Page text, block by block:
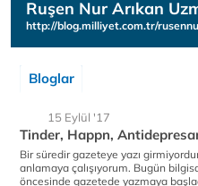
Ruşen Nur Arıkan
http://blog.milliyet.com.tr/
Bloglar
15 Eylül '17
Tinder, Happn,
Bir süredir gazeteye yazı
anlamaya çalışıyorum. Bugün
öncesinde gazetede yazmaya